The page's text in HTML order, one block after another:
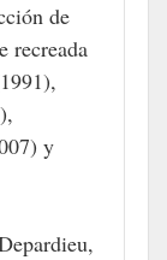
de
recreada
y